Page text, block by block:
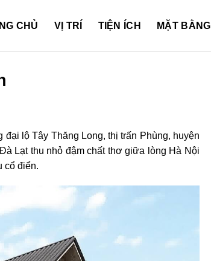
CHỦ VỊ TRÍ TIỆN ÍCH MẶT BẰNG
lộ Tây Thăng Long, thị trấn Phùng, huyện
Lạt thu nhỏ đậm chất thơ giữa lòng Hà Nội
cổ điển.